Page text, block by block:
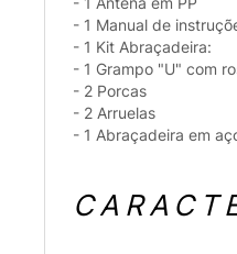
- 1 Manual de
- 1 Kit Abraçadeira:
- 1 Grampo "U" com
- 2 Porcas
- 2 Arruelas
- 1 Abraçadeira em